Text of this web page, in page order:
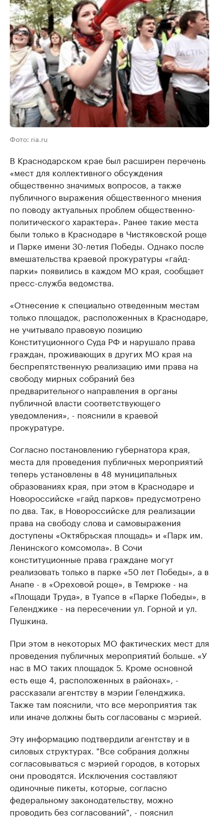
Фото: ria.ru
В Краснодарском крае был расширен перечень
«мест для коллективного обсуждения
общественно значимых вопросов, а также
публичного выражения общественного мнения
по поводу актуальных проблем общественно-
политического характера». Ранее такие места
были только в Краснодаре в Чистяковской роще
и Парке имени 30-летия Победы. Однако после
вмешательства краевой прокуратуры «гайд-
парки» появились в каждом МО края, сообщает
пресс-служба ведомства.
«Отнесение к специально отведенным местам
только площадок, расположенных в Краснодаре,
не учитывало правовую позицию
Конституционного Суда РФ и нарушало права
граждан, проживающих в других МО края на
беспрепятственную реализацию ими права на
свободу мирных собраний без
предварительного направления в органы
публичной власти соответствующего
уведомления», - пояснили в краевой
прокуратуре.
Согласно постановлению губернатора края,
места для проведения публичных мероприятий
теперь установлены в 48 муниципальных
образованиях края, при этом в Краснодаре и
Новороссийске «гайд парков» предусмотрено
по два. Так, в Новороссийске для реализации
права на свободу слова и самовыражения
доступены «Октябрьская площадь» и «Парк им.
Ленинского комсомола». В Сочи
конституционные права граждане могут
реализовать только в парке «50 лет Победы», а в
Анапе - в «Ореховой роще», в Темрюке - на
«Площади Труда», в Туапсе в «Парке Победы», в
Геленджике - на пересечении ул. Горной и ул.
Пушкина.
При этом в некоторых МО фактических мест для
проведения публичных мероприятий больше. «У
нас в МО таких площадок 5. Кроме основной
есть еще 4, расположенных в районах», -
рассказали агентству в мэрии Геленджика.
Также там пояснили, что все мероприятия так
или иначе должны быть согласованы с мэрией.
Эту информацию подтвердили агентству и в
силовых структурах. "Все собрания должны
согласовываться с мэрией городов, в которых
они проводятся. Исключения составляют
одиночные пикеты, которые, согласно
федеральному законодательству, можно
проводить без согласований", - пояснил